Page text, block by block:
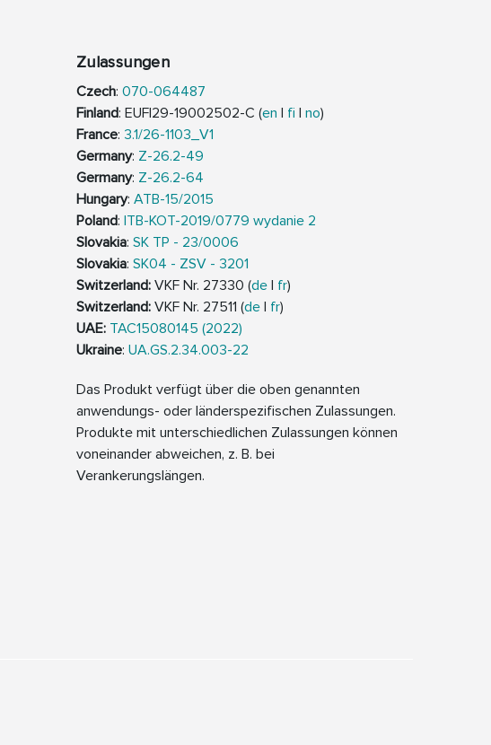
Zulassungen
Czech: 070-064487
Finland: EUFI29-19002502-C (en | fi | no)
France: 3.1/26-1103_V1
Germany: Z-26.2-49
Germany: Z-26.2-64
Hungary: ATB-15/2015
Poland: ITB-KOT-2019/0779 wydanie 2
Slovakia: SK TP - 23/0006
Slovakia: SK04 - ZSV - 3201
Switzerland: VKF Nr. 27330 (de | fr)
Switzerland: VKF Nr. 27511 (de | fr)
UAE: TAC15080145 (2022)
Ukraine: UA.GS.2.34.003-22
Das Produkt verfügt über die oben genannten
anwendungs- oder länderspezifischen Zulassungen.
Produkte mit unterschiedlichen Zulassungen können
voneinander abweichen, z. B. bei
Verankerungslängen.